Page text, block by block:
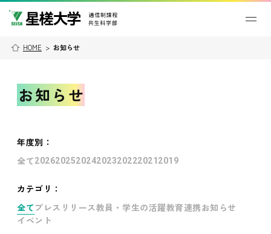
HOME > お知らせ
お知らせ
年度別 ：
全て202620252024202320222021 2019
カテゴリ：
全て プレスリリース教員・学生の活躍教育連携お知らせ
イベント